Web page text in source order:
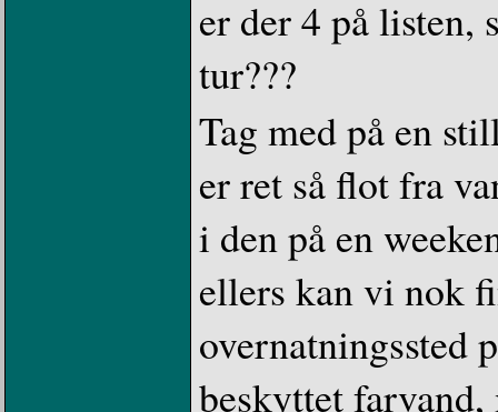
er der 4 på listen,
tur???
Tag med på en
er ret så flot fra
i den på en
ellers kan vi nok
overnatningssted
beskyttet